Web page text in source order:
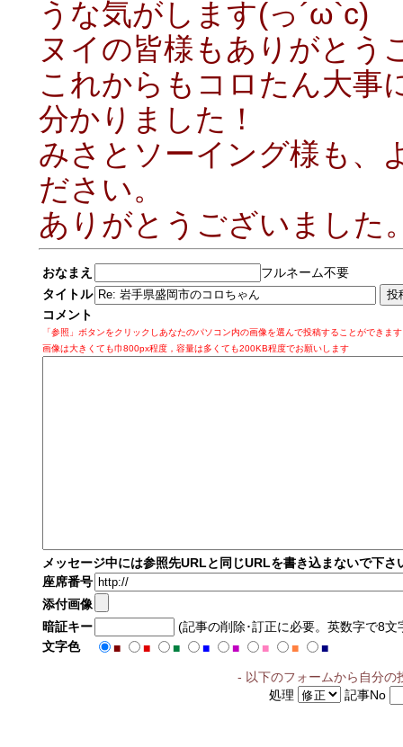
うな気がします(っ´ω`c)
ヌイの皆様もありがとう
これからもコロたん大事
分かりました！
みさとソーイング様も、
ださい。
ありがとうございました
おなまえ
フルネーム不要
タイトル
コメント
「参照」ボタンをクリックしあなたのパソコン内の画像を選んで投稿することができま
画像は大きくても巾800px程度，容量は多くても200KB程度でお願いします
メッセージ中には参照先URLと同じURLを書き込まないで下さ
座席番号
添付画像
暗証キー
(記事の削除･訂正に必要。英数字で8文
文字色
■ ■ ■ ■ ■ ■ ■
■
- 以下のフォームから自分の
処理
記事No